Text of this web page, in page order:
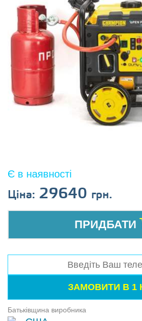
Є в наявності
Ціна: 29640 грн.
ПРИДБАТИ
Батьківщина виробника